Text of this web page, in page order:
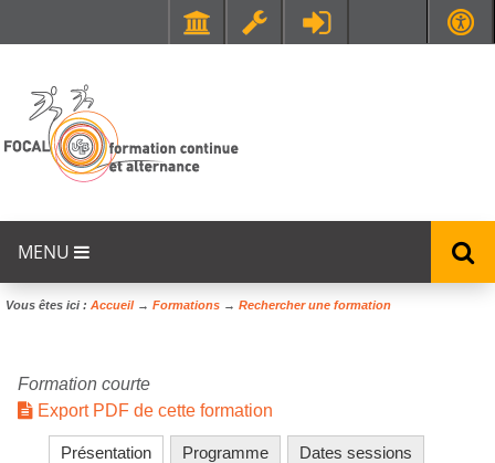
MENU
Vous êtes ici : Accueil→ Formations → Rechercher une formation
Formation courte
Export PDF de cette formation
Présentation Programme
Dates sessions